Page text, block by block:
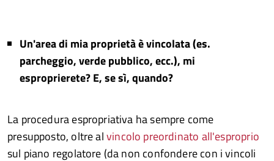
Un'area di mia proprietà è vincolata (es.
parcheggio, verde pubblico, ecc.), mi
esproprierete? E, se sì, quando?
La procedura espropriativa ha sempre come
presupposto, oltre alvincolo preordinato all'esproprio
sul piano regolatore (da non confondere con i vincoli